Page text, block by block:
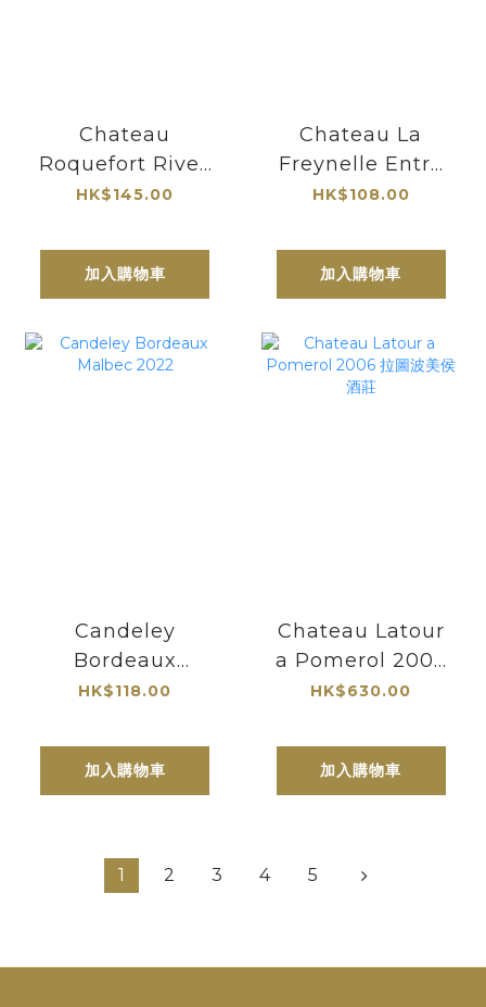
Chateau
Roquefort Rives
Entre deux Mers
HK$145.00
加入購物車
Chateau La
Freynelle Entre
deux Mers Blanc
HK$108.00
加入購物車
Candeley
Bordeaux
Malbec 2022
HK$118.00
加入購物車
Chateau Latour
a Pomerol 2006
拉圖波美侯酒莊
HK$630.00
加入購物車
1 2 3 4 5